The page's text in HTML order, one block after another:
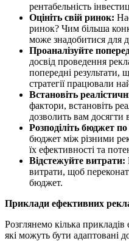
рентабельність
Оцініть свій ринок:
ринок? Чим більша
може знадобитися для
Проаналізуйте
досвід проведення
попередні результати,
стратегії працювали
Встановіть
фактори, встановіть
дозволить вам досягти
Розподіліть бюджет
бюджет між різними
їх ефективності та
Відстежуйте витрати:
витрати, щоб
бюджет.
Приклади ефективних
Розглянемо кілька
які можуть бути адаптовані